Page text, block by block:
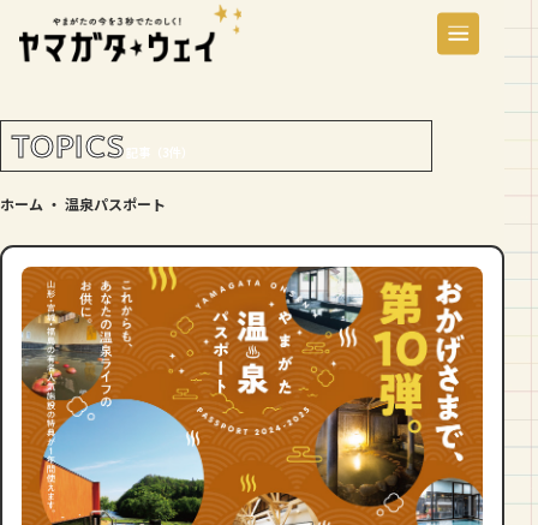
TOPICS 記事（3件）
ホーム ・ 温泉パスポート